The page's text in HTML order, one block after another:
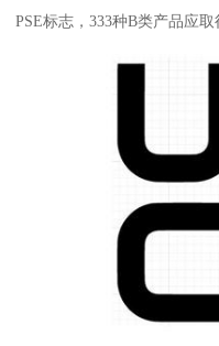
PSE标志，333种B类产品应取